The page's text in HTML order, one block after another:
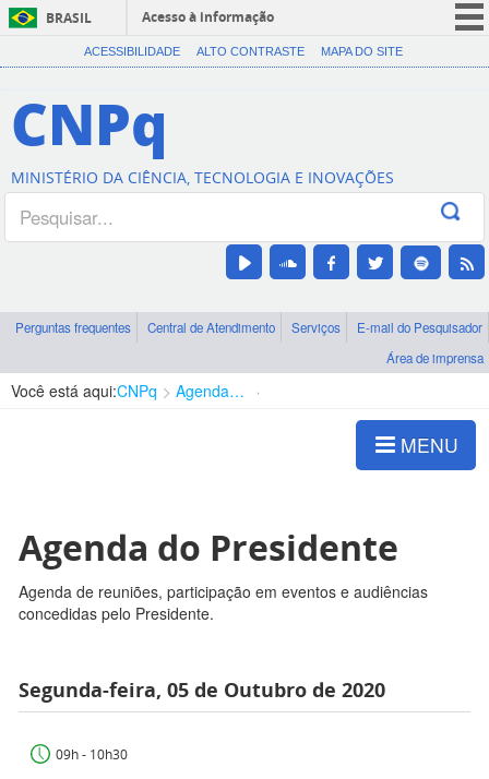
BRASIL
Acesso à informação
CORONAVÍRUS (COVID-19)
Canais
ACESSIBILIDADE ALTO CONTRASTE MAPA DO SITE
CNPq
MINISTÉRIO DA CIÊNCIA, TECNOLOGIA E INOVAÇÕES
Perguntas frequentes Central de Atendimento Serviços
E-mail do Pesquisador
Área de imprensa
Você está aqui:CNPq Agenda de autoridades
MENU
Agenda do Presidente
Agenda de reuniões, participação em eventos e audiências
concedidas pelo Presidente.
Segunda-feira, 05 de Outubro de 2020
09h - 10h30